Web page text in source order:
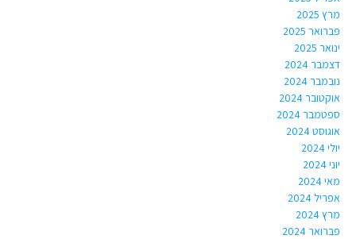
מרץ 2025
פברואר 2025
ינואר 2025
דצמבר 2024
נובמבר 2024
אוקטובר 2024
ספטמבר 2024
אוגוסט 2024
יולי 2024
יוני 2024
מאי 2024
אפריל 2024
מרץ 2024
פברואר 2024